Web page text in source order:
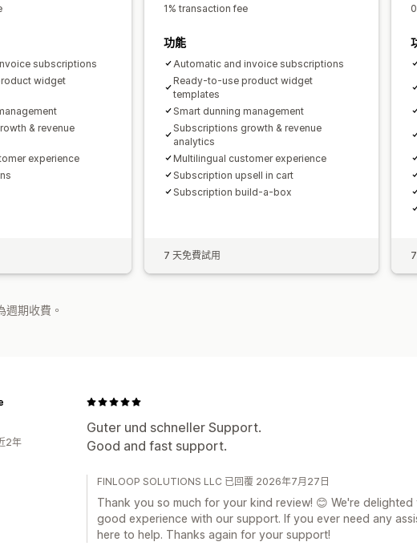
subscriptions
widget
& revenue
experience
1% transaction fee
功能
Automatic and invoice subscriptions
Ready-to-use product widget
templates
Smart dunning management
Subscriptions growth & revenue
analytics
Multilingual customer experience
Subscription upsell in cart
Subscription build-a-box
7 天免費試用
期收費。
Guter und schneller Support.
Good and fast support.
2年
FINLOOP SOLUTIONS LLC 已回覆 2026年7月27日
Thank you so much for your kind review! 😊 We're
good experience with our support. If you ever need any
here to help. Thanks again for your support!